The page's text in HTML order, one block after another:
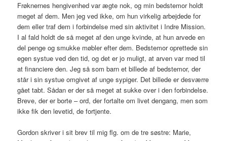
Frøknernes hengivenhed var ægte nok, og min bedstemor holdt
meget af dem. Men jeg ved ikke, om hun virkelig arbejdede for
dem eller traf dem i forbindelse med sin aktivitet i Indre Mission.
I al fald holdt de så meget af den unge kvinde, at hun arvede en
del penge og smukke møbler efter dem. Bedstemor oprettede sin
egen systue ved den tid, og det er jo muligt, at arven var med til
at financiere den. Jeg så som barn et billede af bedstemor, der
står i sin systue omgivet af unge sypiger. Det billede er desværre
gået tabt. Sådan er der så meget at sukke over i den forbindelse.
Breve, der er borte – ord, der fortalte om livet dengang, men som
ikke fik den levetid, de fortjente.
Gordon skriver i sit brev til mig flg. om de tre søstre: Marie,